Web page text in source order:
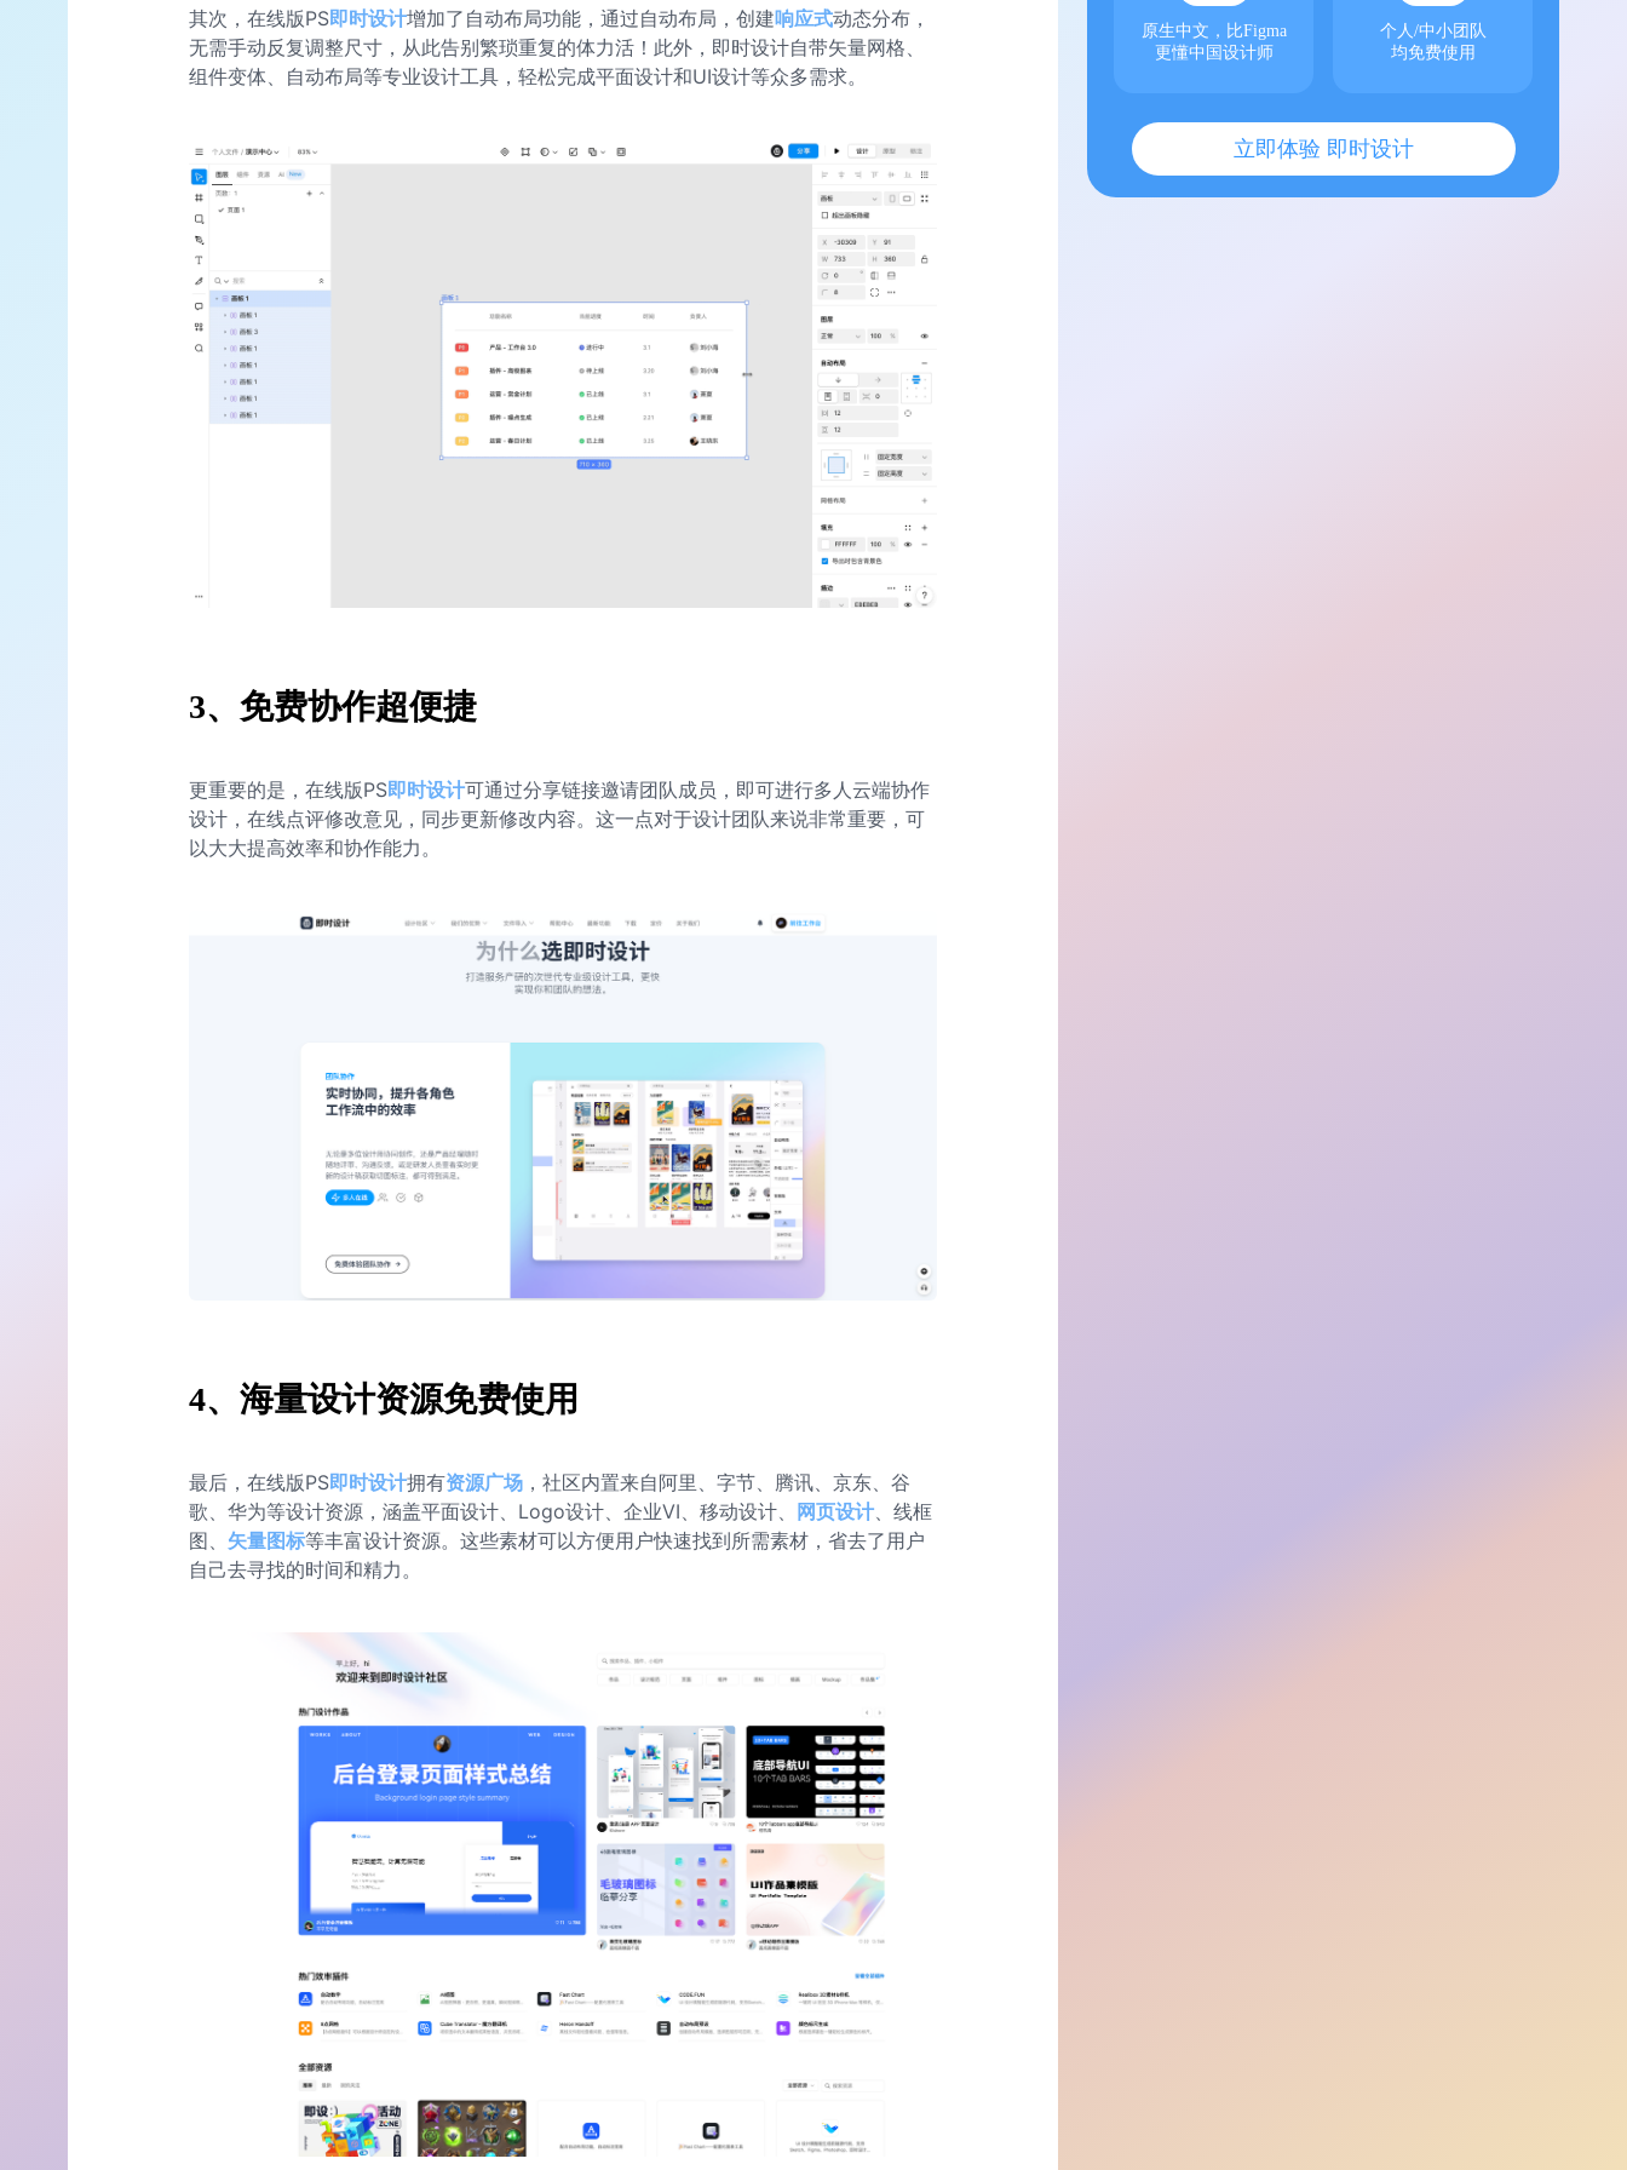
其次，在线版PS即时设计增加了自动布局功能，通过自动布局，创建响应式动态分布，
无需手动反复调整尺寸，从此告别繁琐重复的体力活！此外，即时设计自带矢量网格、
组件变体、自动布局等专业设计工具，轻松完成平面设计和UI设计等众多需求。
3、免费协作超便捷
更重要的是，在线版PS即时设计可通过分享链接邀请团队成员，即可进行多人云端协作
设计，在线点评修改意见，同步更新修改内容。这一点对于设计团队来说非常重要，可
以大大提高效率和协作能力。
4、海量设计资源免费使用
最后，在线版PS即时设计拥有资源广场 ，社区内置来自阿里、字节、腾讯、京东、谷
歌、华为等设计资源，涵盖平面设计、Logo设计、企业VI、移动设计、 网页设计 、线框
图、 矢量图标等丰富设计资源。这些素材可以方便用户快速找到所需素材，省去了用户
自己去寻找的时间和精力。
原生中文，比Figma
更懂中国设计师
个人/中小团队
均免费使用
立即体验 即时设计